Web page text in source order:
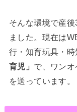
そんな環境で産
ました。現在は
行・知育玩具・
育児」 で、ワン
を送っています。